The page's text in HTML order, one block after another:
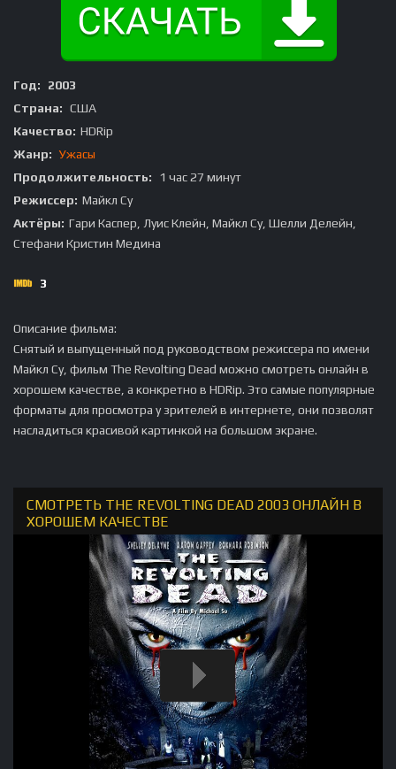
Год:
2003
Страна: США
Качество: HDRip
Жанр: Ужасы
Продолжительность:
1 час 27 минут
Режиссер: Майкл Су
Актёры: Гари Каспер, Луис Клейн, Майкл Су, Шелли Делейн,
Стефани Кристин Медина
3
Описание фильма:
Снятый и выпущенный под руководством режиссера по имени
Майкл Су, фильм The Revolting Dead можно смотреть онлайн в
хорошем качестве, а конкретно в HDRip. Это самые популярные
форматы для просмотра у зрителей в интернете, они позволят
насладиться красивой картинкой на большом экране.
СМОТРЕТЬ THE REVOLTING DEAD 2003 ОНЛАЙН В
ХОРОШЕМ КАЧЕСТВЕ